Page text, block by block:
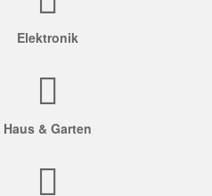
Elektronik
Haus & Garten